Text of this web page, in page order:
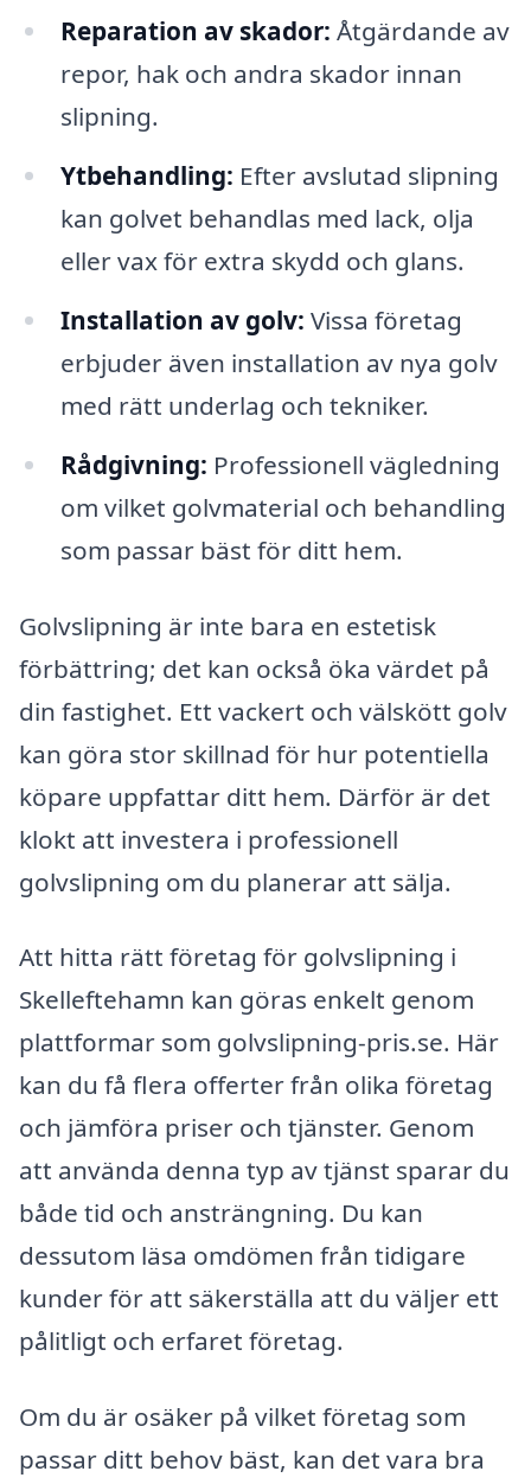
Reparation av skador: Åtgärdande av
repor, hak och andra skador innan
slipning.
Ytbehandling: Efter avslutad slipning
kan golvet behandlas med lack, olja
eller vax för extra skydd och glans.
Installation av golv: Vissa företag
erbjuder även installation av nya golv
med rätt underlag och tekniker.
Rådgivning: Professionell vägledning
om vilket golvmaterial och behandling
som passar bäst för ditt hem.
Golvslipning är inte bara en estetisk
förbättring; det kan också öka värdet på
din fastighet. Ett vackert och välskött golv
kan göra stor skillnad för hur potentiella
köpare uppfattar ditt hem. Därför är det
klokt att investera i professionell
golvslipning om du planerar att sälja.
Att hitta rätt företag för golvslipning i
Skelleftehamn kan göras enkelt genom
plattformar som golvslipning-pris.se. Här
kan du få flera offerter från olika företag
och jämföra priser och tjänster. Genom
att använda denna typ av tjänst sparar du
både tid och ansträngning. Du kan
dessutom läsa omdömen från tidigare
kunder för att säkerställa att du väljer ett
pålitligt och erfaret företag.
Om du är osäker på vilket företag som
passar ditt behov bäst, kan det vara bra